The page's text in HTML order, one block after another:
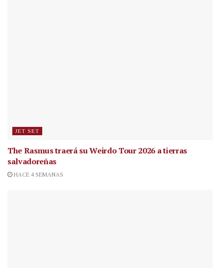
JET SET
The Rasmus traerá su Weirdo Tour 2026 a tierras
salvadoreñas
HACE 4 SEMANAS